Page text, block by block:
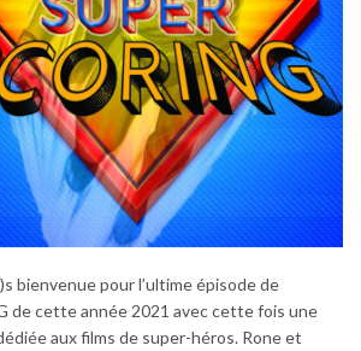
bienvenue pour l’ultime épisode de
de cette année 2021 avec cette fois une
aux films de super-héros. Rone et